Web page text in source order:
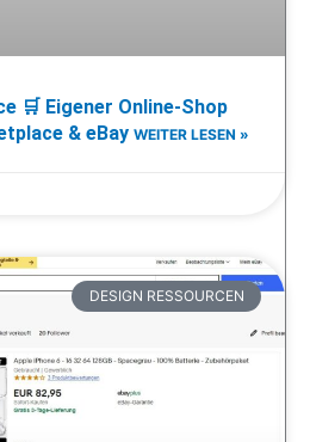
🛒 Eigener Online-Shop
& eBay WEITER LESEN »
DESIGN RESSOURCEN